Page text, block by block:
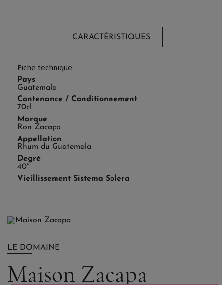
CARACTÉRISTIQUES
Fiche technique
Pays
Guatemala
Contenance / Conditionnement
70cl
Marque
Ron Zacapa
Appellation
Rhum du Guatemala
Degré
40°
Vieillissement Sistema Solera
LE DOMAINE
Maison Zacapa